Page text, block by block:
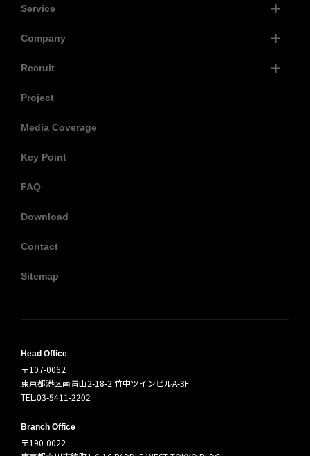
Service
Company
Recruit
Project
Media Coverage
Key Point
FAQ
Download
Contact
Sitemap
Head Office
〒107-0062
東京都港区南青山2-18-2 竹中ツインビルA-3F
TEL.03-5411-2202
Branch Office
〒190-0022